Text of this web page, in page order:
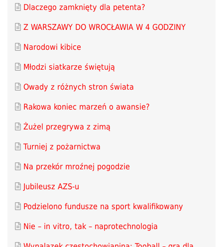
Dlaczego zamknięty dla petenta?
Z WARSZAWY DO WROCŁAWIA W 4 GODZINY
Narodowi kibice
Młodzi siatkarze świętują
Owady z różnych stron świata
Rakowa koniec marzeń o awansie?
Żużel przegrywa z zimą
Turniej z pożarnictwa
Na przekór mroźnej pogodzie
Jubileusz AZS-u
Podzielono fundusze na sport kwalifikowany
Nie – in vitro, tak – naprotechnologia